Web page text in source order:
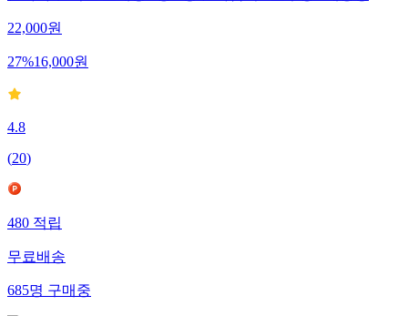
22,000원
27%16,000원
4.8
(20)
480적립
무료배송
685명구매중